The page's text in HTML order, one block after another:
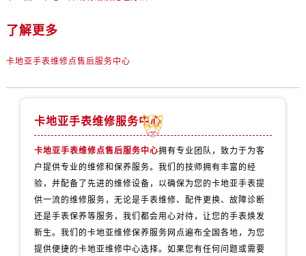
了解更多
卡地亚手表维修点售后服务中心
卡地亚手表维修服务中心
卡地亚手表维修点售后服务中心拥有专业团队，致力于为客
户提供专业的维修和保养服务。我们的技师拥有丰富的经
验，并配备了先进的维修设备，以确保为您的卡地亚手表提
供一流的维修服务，无论是手表维修、配件更换、故障诊断
还是手表保养等服务，我们都会用心对待，让您的手表焕发
新生。我们的卡地亚维修保养服务网点遍布全国各地，为您
提供便捷的卡地亚维修中心选择。如果您有任何问题或需要